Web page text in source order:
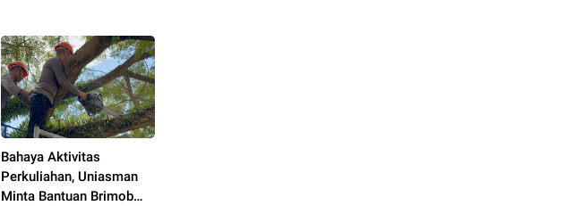
Bahaya Aktivitas
Perkuliahan, Uniasman
Minta Bantuan Brimob